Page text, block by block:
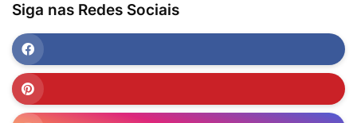
Siga nas Redes Sociais